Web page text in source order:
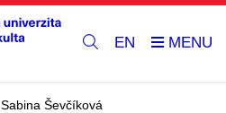
EN
Sabina Ševčíková